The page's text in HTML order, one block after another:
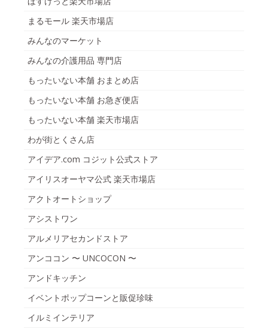
まるモール 楽天市場店
みんなのマーケット
みんなの介護用品 専門店
もったいない本舗 おまとめ店
もったいない本舗 お急ぎ便店
もったいない本舗 楽天市場店
わが街とくさん店
アイデア.com コジット公式ストア
アイリスオーヤマ公式 楽天市場店
アクトオートショップ
アシストワン
アルメリアセカンドストア
アンココン 〜 UNCOCON 〜
アンドキッチン
イベントポップコーンと販促珍味
イルミインテリア